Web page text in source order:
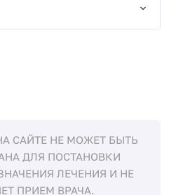
САЙТЕ НЕ МОЖЕТ БЫТЬ
ДЛЯ ПОСТАНОВКИ
ЛЕЧЕНИЯ И НЕ
ПРИЕМ ВРАЧА.